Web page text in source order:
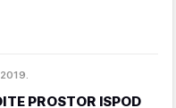
PROSTOR ISPOD